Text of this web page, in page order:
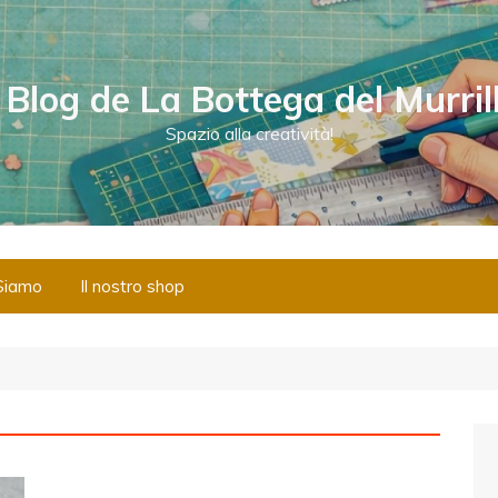
de La Bottega del
Spazio alla creatività!
Il nostro shop